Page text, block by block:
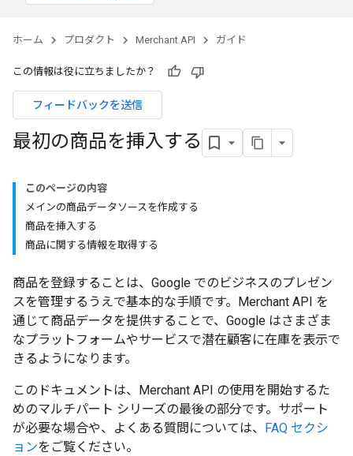
ホーム プロダクト Merchant API ガイド
この情報は役に立ちましたか？
フィードバックを送信
最初の商品を挿入する
このページの内容
メインの商品データソースを作成する
商品を挿入する
商品に関する情報を取得する
商品を登録することは、Google でのビジネスのプレゼン
スを管理するうえで基本的な手順です。Merchant API を
通じて商品データを提供することで、Google はさまざま
なプラットフォームやサービスで潜在顧客に在庫を表示で
きるようになります。
このドキュメントは、Merchant API の使用を開始するた
めのマルチパート シリーズの最後の部分です。サポート
が必要な場合や、よくある質問については、 FAQ セクシ
ョンをご覧ください。